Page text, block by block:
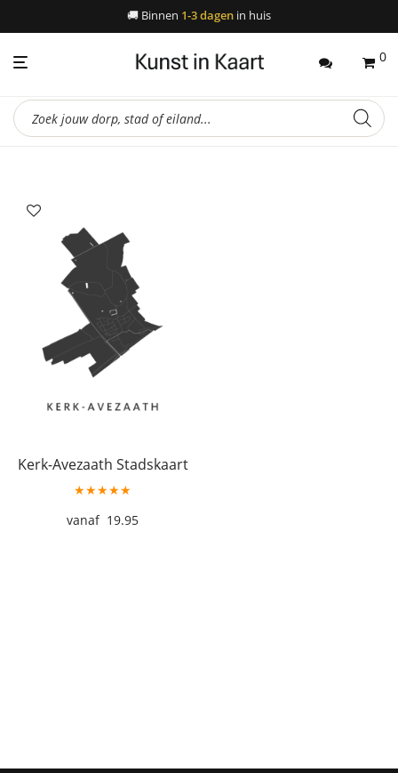
🚚 Binnen 1-3 dagen in huis
0
Producten
zoeken
Kerk-Avezaath Stadskaart
★★★★★
19.95